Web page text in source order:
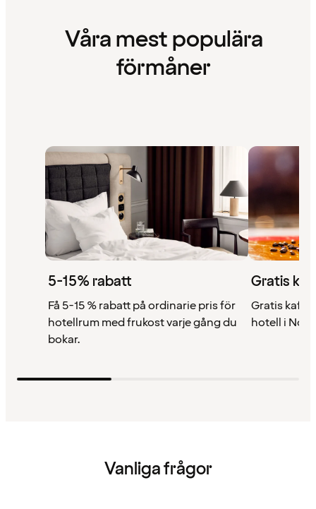
Våra mest populära
förmåner
5-15% rabatt
Få 5-15 % rabatt på ordinarie pris för
hotellrum med frukost varje gång du
bokar.
Gratis
Gratis kaffe
hotell i
Vanliga frågor